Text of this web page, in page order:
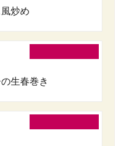
炒め
生春巻き